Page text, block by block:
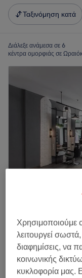
Ταξινόμηση κατά
Διάλεξε ανάμεσα σε 6
κέντρα ομορφιάς σε
4,9
Ωραιόκαστρο,
Θεσσαλονίκης
Εμφάνιση στον
Χτένισμα Απλό
Χρησιμοποιούμε
λειτουργεί
διαφημίσεις, να
κοινωνικής
κυκλοφορία μας.